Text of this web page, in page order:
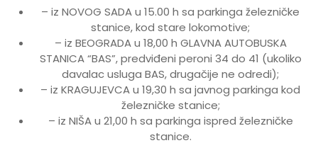
– iz NOVOG SADA u 15.00 h sa parkinga železničke
stanice, kod stare lokomotive;
– iz BEOGRADA u 18,00 h GLAVNA AUTOBUSKA
STANICA “BAS”, predviđeni peroni 34 do 41 (ukoliko
davalac usluga BAS, drugačije ne odredi);
– iz KRAGUJEVCA u 19,30 h sa javnog parkinga kod
železničke stanice;
– iz NIŠA u 21,00 h sa parkinga ispred železničke
stanice.